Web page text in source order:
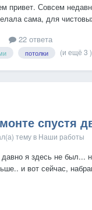
привет. Совсем
сама, для
с который мы
нас не очевидной и я
22 ответа
потолки (и ещё 3 )
спустя
тему в Наши работы
я здесь не был...
и вот сейчас,
делает на кухне